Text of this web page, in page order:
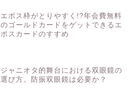
エポス枠がとりやすく!?年会費無料
のゴールドカードをゲットできるエ
ポスカードのすすめ
ジャニオタ的舞台における双眼鏡の
選び方。防振双眼鏡は必要か？